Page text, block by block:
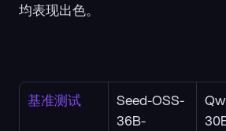
均表现出色。
基准测试
Seed-OSS-
36B-